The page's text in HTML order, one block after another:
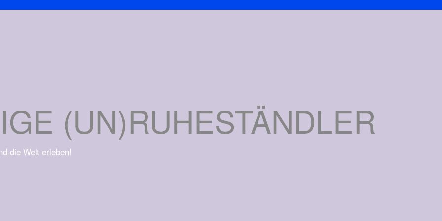
(UN)RUHESTÄNDLER
die Welt erleben!